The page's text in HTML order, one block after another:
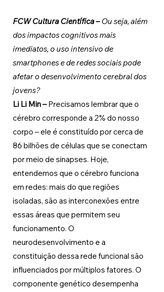
FCW Cultura Científica – Ou seja, além
dos impactos cognitivos mais
imediatos, o uso intensivo de
smartphones e de redes sociais pode
afetar o desenvolvimento cerebral dos
jovens?
Li Li Min – Precisamos lembrar que o
cérebro corresponde a 2% do nosso
corpo – ele é constituído por cerca de
86 bilhões de células que se conectam
por meio de sinapses. Hoje,
entendemos que o cérebro funciona
em redes: mais do que regiões
isoladas, são as interconexões entre
essas áreas que permitem seu
funcionamento. O
neurodesenvolvimento e a
constituição dessa rede funcional são
influenciados por múltiplos fatores. O
componente genético desempenha